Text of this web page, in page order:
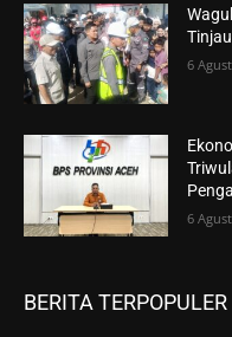
6
6
BERITA TERPOPULER